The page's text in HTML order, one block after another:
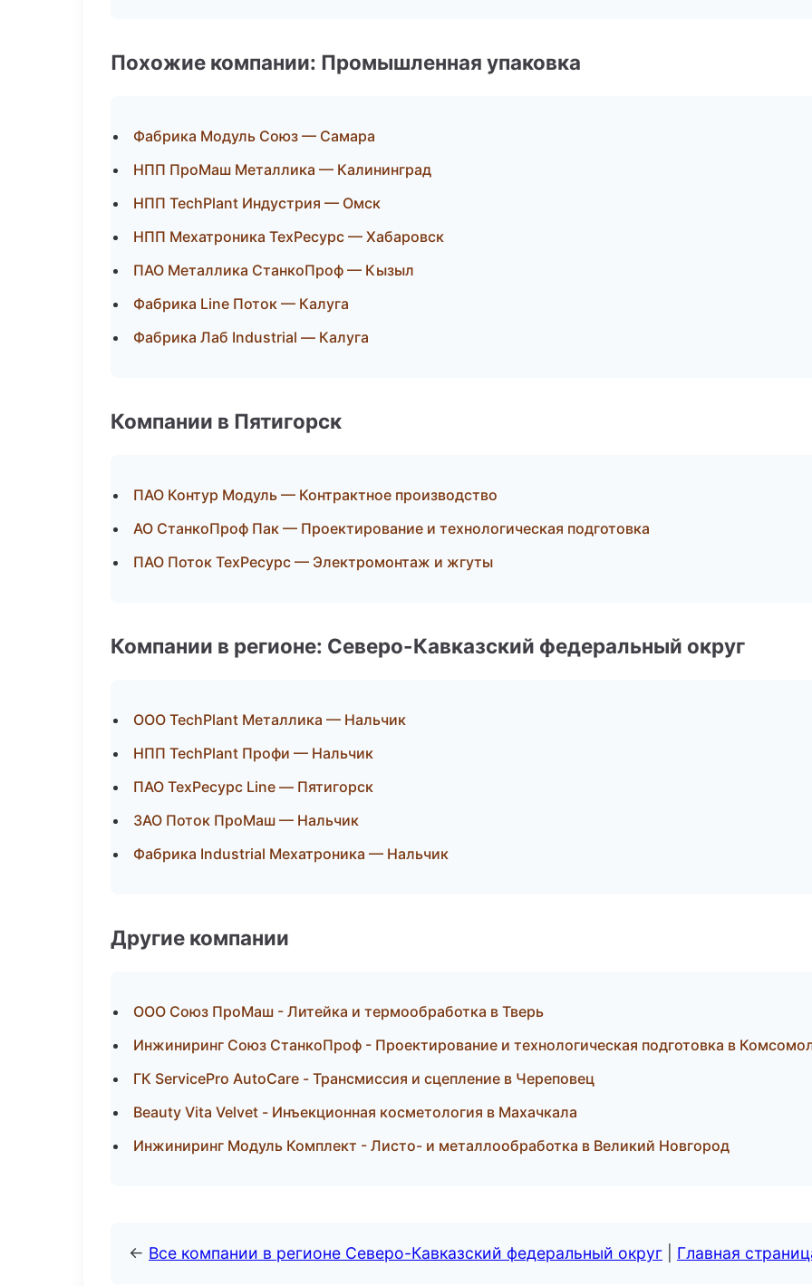
Похожие компании: Промышленная упаковка
Фабрика Модуль Союз — Самара
НПП ПроМаш Металлика — Калининград
НПП TechPlant Индустрия — Омск
НПП Мехатроника ТехРесурс — Хабаровск
ПАО Металлика СтанкоПроф — Кызыл
Фабрика Line Поток — Калуга
Фабрика Лаб Industrial — Калуга
Компании в Пятигорск
ПАО Контур Модуль — Контрактное производство
АО СтанкоПроф Пак — Проектирование и технологическая подготовка
ПАО Поток ТехРесурс — Электромонтаж и жгуты
Компании в регионе: Северо-Кавказский федеральный округ
ООО TechPlant Металлика — Нальчик
НПП TechPlant Профи — Нальчик
ПАО ТехРесурс Line — Пятигорск
ЗАО Поток ПроМаш — Нальчик
Фабрика Industrial Мехатроника — Нальчик
Другие компании
ООО Союз ПроМаш - Литейка и термообработка в Тверь
Инжиниринг Союз СтанкоПроф - Проектирование и технологическая подготовка в
ГК ServicePro AutoCare - Трансмиссия и сцепление в Череповец
Beauty Vita Velvet - Инъекционная косметология в Махачкала
Инжиниринг Модуль Комплект - Листо- и металлообработка в Великий Новгород
← Все компании в регионе Северо-Кавказский федеральный округ Главная